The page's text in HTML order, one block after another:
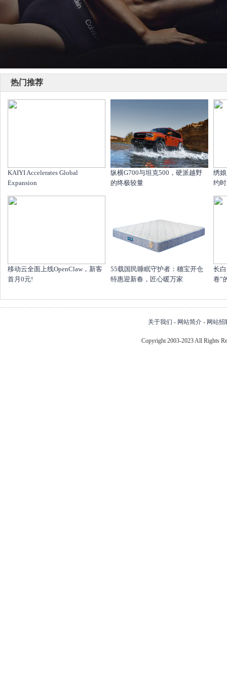
热门推荐
KAIYI Accelerates Global
Expansion
纵横G700与坦克500，硬派越野
的终极较量
绣
约
移动云全面上线OpenClaw，新客
首月0元!
55载国民睡眠守护者：穗宝开仓
特惠迎新春，匠心暖万家
长
卷”
关于我们 - 网站简介 - 网站招
Copyright 2003-2023 All Rights